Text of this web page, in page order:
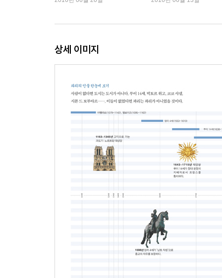
* 오귀스트 로댕
열정의 천재 조각가
* 오귀스트 에스코피에
파리 요리계의 넘버원
세계 최초의 여성 노벨상 수상자
* 시도니가브리엘 콜레트
상세 이미지